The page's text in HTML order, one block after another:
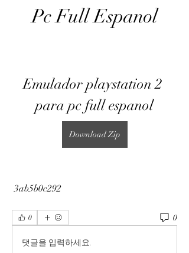
Pc Full Espanol
Emulador playstation 2
para pc full espanol
Download Zip
3ab5b0c292
0 0
댓글을 입력하세요.